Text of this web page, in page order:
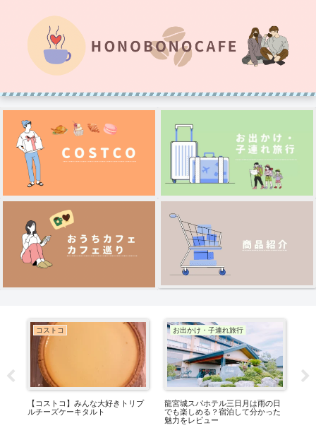
コストコ
【コストコ】みんな大好きトリプ
ルチーズケーキタルト
お出かけ・子連れ旅行
龍宮城スパホテル三日月は雨の日
でも楽しめる？宿泊して分かった
魅力をレビュー